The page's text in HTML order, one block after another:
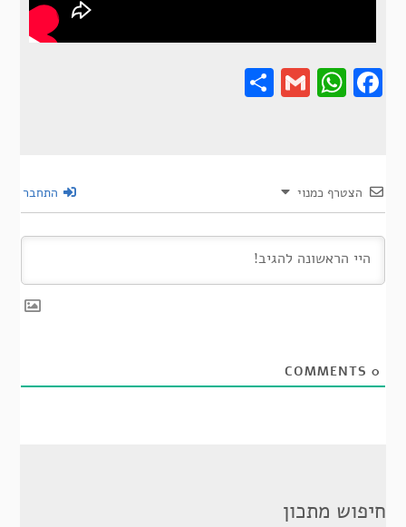
Gmail
Share
הצטרף כמנוי התחבר
0
חיפוש מתכון